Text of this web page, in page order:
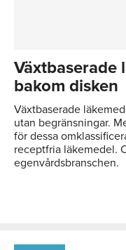
Växtbaserade
bakom disken
Växtbaserade
utan begränsningar.
för dessa
receptfria läkemedel.
egenvårdsbranschen.